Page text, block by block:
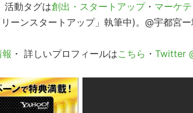
活動タグは創出・スタートアップ・ マーケ
ーンスタートアップ」執筆中)。@宇都宮
・ 詳しいプロフィールはこちら ・ Twitter